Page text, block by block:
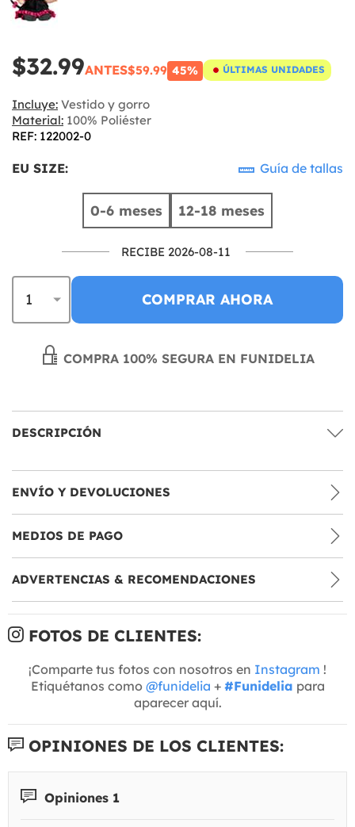
$32.99ANTES$59.99 45% ÚLTIMAS UNIDADES
Incluye: Vestido y gorro
Material: 100% Poliéster
REF: 122002-0
EU SIZE: Guía de tallas
0-6 meses 12-18 meses
RECIBE 2026-08-11
COMPRAR AHORA
COMPRA 100% SEGURA EN FUNIDELIA
DESCRIPCIÓN
ENVÍO Y DEVOLUCIONES
MEDIOS DE PAGO
ADVERTENCIAS & RECOMENDACIONES
FOTOS DE CLIENTES:
¡Comparte tus fotos con nosotros en Instagram !
Etiquétanos como @funidelia + #Funidelia para
aparecer aquí.
OPINIONES DE LOS CLIENTES:
Opiniones 1